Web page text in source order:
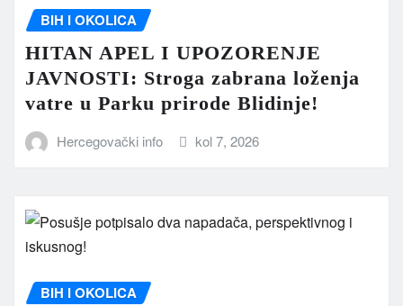
BIH I OKOLICA
HITAN APEL I UPOZORENJE
JAVNOSTI: Stroga zabrana loženja
vatre u Parku prirode Blidinje!
Hercegovački info kol 7, 2026
BIH I OKOLICA